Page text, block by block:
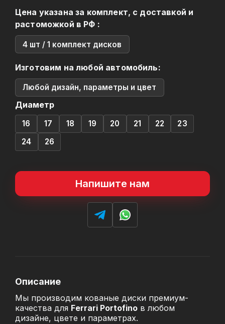
Цена указана за комплект, с доставкой и
растоможкой в РФ :
4 шт / 1 комплект дисков
Изготовим на любой автомобиль:
Любой дизайн, параметры и цвет
Диаметр
16 17 18 19 20 21 22
23
24
26
Напишите нам
Описание
Мы производим кованые диски премиум-
качества для Ferrari Portofino в любом
дизайне, цвете и параметрах.